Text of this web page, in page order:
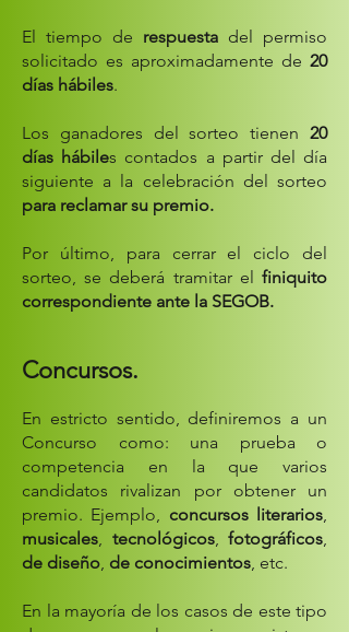
El tiempo de respuesta del permiso
solicitado es aproximadamente de 20
días hábiles.
Los ganadores del sorteo tienen 20
días hábiles contados a partir del día
siguiente a la celebración del sorteo
para reclamar su premio.
Por último, para cerrar el ciclo del
sorteo, se deberá tramitar el finiquito
correspondiente ante la SEGOB.
Concursos.
En estricto sentido, definiremos a un
Concurso como: una prueba o
competencia en la que varios
candidatos rivalizan por obtener un
premio. Ejemplo, concursos literarios,
musicales, tecnológicos, fotográficos,
de diseño, de conocimientos, etc.
En la mayoría de los casos de este tipo